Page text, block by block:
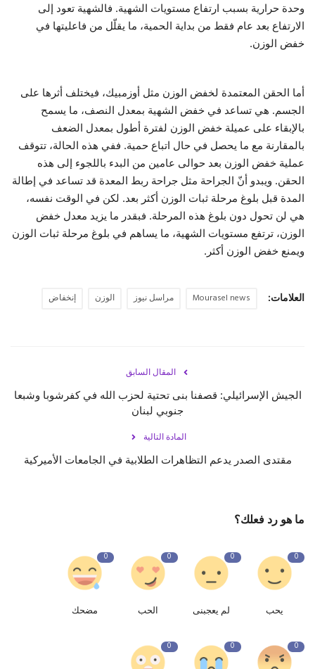
وحدة حرارية بسبب ارتفاع مستويات الشهية. فالشهية تعود إلى
الارتفاع بعد عام فقط من بداية الحمية، ما يقلّل من فاعليتها في
خفض الوزن.
أما الحقن المعتمدة لخفض الوزن مثل أوزمبيك، فيختلف أثرها على
الجسم. هي تساعد في خفض الشهية بمعدل النصف، ما يسمح
بالإبقاء على عميلة خفض الوزن لفترة أطول بمعدل الضعف
بالمقارنة مع ما يحصل في حال اتباع حمية. ففي هذه الحالة، تتوقف
عملية خفض الوزن بعد حوالى عامين من البدء باللجوء إلى هذه
الحقن. ويبدو أنّ الجراحة مثل جراحة ربط المعدة قد تساعد في إطالة
المدة قبل بلوغ مرحلة ثبات الوزن أكثر بعد. لكن في الوقت نفسه،
هي لن تحول دون بلوغ هذه المرحلة. فبقدر ما يزيد معدل خفض
الوزن، ترتفع مستويات الشهية، ما يساهم في بلوغ مرحلة ثبات الوزن
ويمنع خفض الوزن أكثر.
العلامات: Mourasel news مراسل نيوز الوزن إنخفاض
المقال السابق
الجيش الإسرائيلي: قصفنا بنى تحتية لحزب الله في كفرشوبا وشبعا
جنوبي لبنان
المادة التالية
مقتدى الصدر يدعم التظاهرات الطلابية في الجامعات الأميركية
ما هو رد فعلك؟
0
يحب
0
لم يعجبنى
0
الحب
0
مضحك
0
0
0